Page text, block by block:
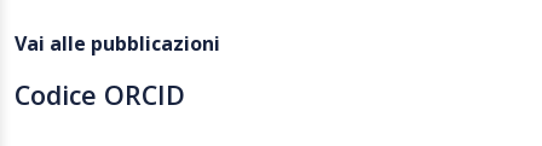
Vai alle pubblicazioni
Codice ORCID